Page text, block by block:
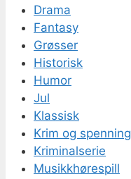
Drama
Fantasy
Grøsser
Historisk
Humor
Jul
Klassisk
Krim og spenning
Kriminalserie
Musikkhørespill